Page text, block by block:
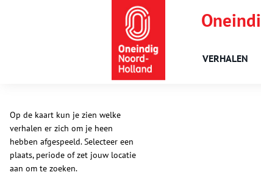
VERHALEN
Op de kaart kun je zien welke
verhalen er zich om je heen
hebben afgespeeld. Selecteer een
plaats, periode of zet jouw locatie
aan om te zoeken.